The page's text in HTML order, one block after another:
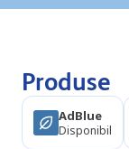
Produse
AdBlue
Disponibil